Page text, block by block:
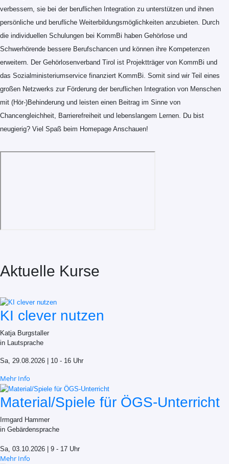
verbessern, sie bei der beruflichen Integration zu unterstützen und ihnen
persönliche und berufliche Weiterbildungsmöglichkeiten anzubieten. Durch
die individuellen Schulungen bei KommBi haben Gehörlose und
Schwerhörende bessere Berufschancen und können ihre Kompetenzen
erweitern. Der Gehörlosenverband Tirol ist Projektträger von KommBi und
das Sozialministeriumservice finanziert KommBi. Somit sind wir Teil eines
großen Netzwerks zur Förderung der beruflichen Integration von Menschen
mit (Hör-)Behinderung und leisten einen Beitrag im Sinne von
Chancengleichheit, Barrierefreiheit und lebenslangem Lernen. Du bist
neugierig? Viel Spaß beim Homepage Anschauen!
Aktuelle Kurse
KI clever nutzen
Katja Burgstaller
in Lautsprache
Sa, 29.08.2026 | 10 - 16 Uhr
Mehr Info
Material/Spiele für ÖGS-Unterricht
Irmgard Hammer
in Gebärdensprache
Sa, 03.10.2026 | 9 - 17 Uhr
Mehr Info